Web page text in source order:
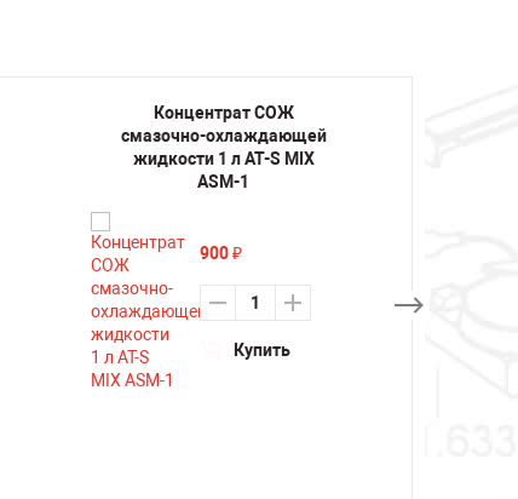
Концентрат СОЖ
смазочно-охлаждающей
жидкости 1 л AT-S MIX
ASM-1
900 ₽
Купить